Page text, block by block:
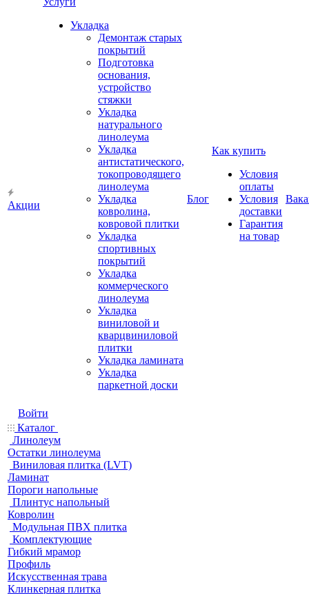
Акции
Укладка
Демонтаж старых
покрытий
Подготовка
основания,
устройство
стяжки
Укладка
натурального
линолеума
Укладка
антистатического,
токопроводящего
линолеума
Укладка
ковролина,
ковровой плитки
Укладка
спортивных
покрытий
Укладка
коммерческого
линолеума
Укладка
виниловой и
кварцвиниловой
плитки
Укладка ламината
Укладка
паркетной доски
Блог
Как купить
Условия
оплаты
Условия
доставки
Гарантия
на товар
Войти
Каталог
Линолеум
Остатки линолеума
Виниловая плитка (LVT)
Ламинат
Пороги напольные
Плинтус напольный
Ковролин
Модульная ПВХ плитка
Комплектующие
Гибкий мрамор
Профиль
Искусственная трава
Клинкерная плитка